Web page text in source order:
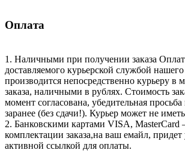
Оплата
1. Наличными при получении заказа
доставляемого курьерской службой
производится непосредственно курьеру в
заказа, наличными в рублях. Стоимость
момент согласована, убедительная просьба
заранее (без сдачи!). Курьер может не
2. Банковскими картами VISA, MasterCard
комплектации заказа,на ваш емайл,
активной ссылкой для оплаты.